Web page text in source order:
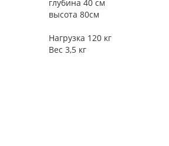
глубина 40 см
высота 80см
Нагрузка 120 кг
Вес 3,5 кг